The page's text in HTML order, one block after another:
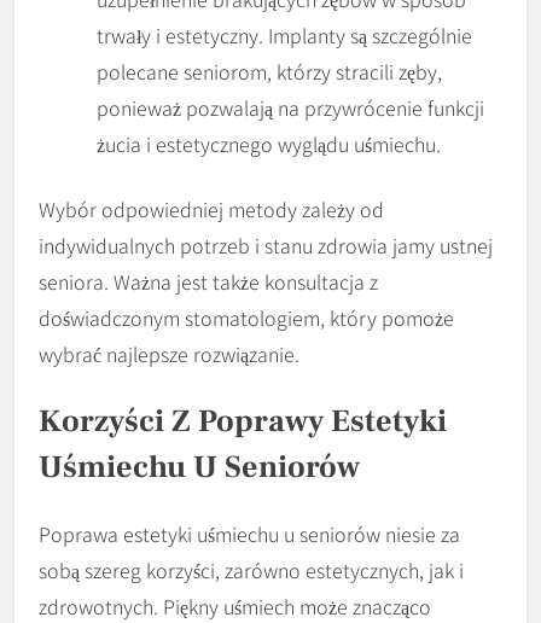
trwały i estetyczny. Implanty są szczególnie
polecane seniorom, którzy stracili zęby,
ponieważ pozwalają na przywrócenie funkcji
żucia i estetycznego wyglądu uśmiechu.
Wybór odpowiedniej metody zależy od
indywidualnych potrzeb i stanu zdrowia jamy ustnej
seniora. Ważna jest także konsultacja z
doświadczonym stomatologiem, który pomoże
wybrać najlepsze rozwiązanie.
Korzyści Z Poprawy Estetyki
Uśmiechu U Seniorów
Poprawa estetyki uśmiechu u seniorów niesie za
sobą szereg korzyści, zarówno estetycznych, jak i
zdrowotnych. Piękny uśmiech może znacząco